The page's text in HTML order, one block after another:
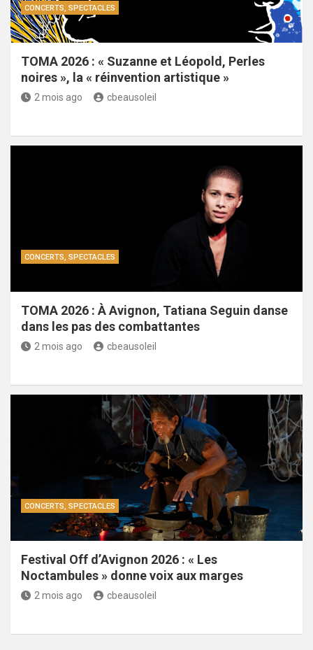
CONCERTS, SPECTACLES
TOMA 2026 : « Suzanne et Léopold, Perles
noires », la « réinvention artistique »
2 mois ago cbeausoleil
CONCERTS, SPECTACLES
TOMA 2026 : À Avignon, Tatiana Seguin danse
dans les pas des combattantes
2 mois ago cbeausoleil
CONCERTS, SPECTACLES
Festival Off d’Avignon 2026 : « Les
Noctambules » donne voix aux marges
2 mois ago cbeausoleil